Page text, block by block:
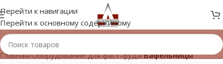
Перейти к навигации
Перейти к основному содержимому
Главная/Оборудование для фаст-фуда/Вафельницы